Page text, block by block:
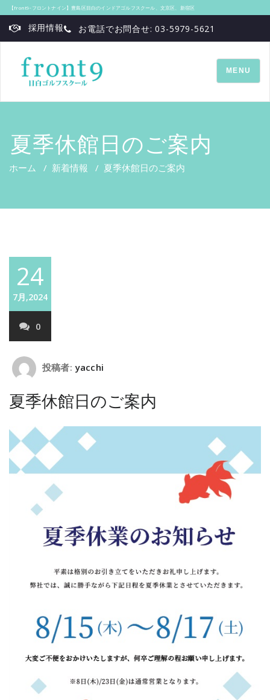
【front9‐フロントナイン】豊島区目白のインドアゴルフスクール、文京区、新宿区
採用情報 お電話でお問合せ: 03-5979-5621
TOGGLE
MENU
夏季休館日のご案内
ホーム / 新着情報 / 夏季休館日のご案内
24
7月,2024
0
投稿者: yacchi
夏季休館日のご案内